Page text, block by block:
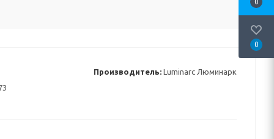
Производитель: Luminarc Люминарк
0